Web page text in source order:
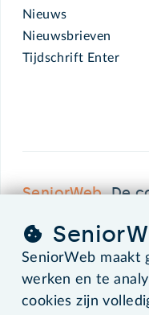
Nieuws
Nieuwsbrieven
Tijdschrift Enter
SeniorWeb.De
©2026 SeniorWeb
SeniorWeb maakt
werken en te
cookies zijn